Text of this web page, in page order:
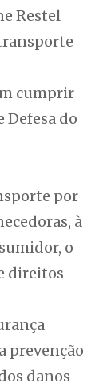
Restel
cumprir
Defesa do
por
à
o
direitos
prevenção
danos